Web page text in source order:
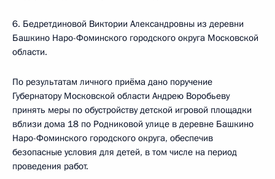
6. Бедретдиновой Виктории Александровны из деревни
Башкино Наро-Фоминского городского округа Московской
области.
По результатам личного приёма дано поручение
Губернатору Московской области Андрею Воробьеву
принять меры по обустройству детской игровой площадки
вблизи дома 18 по Родниковой улице в деревне Башкино
Наро-Фоминского городского округа, обеспечив
безопасные условия для детей, в том числе на период
проведения работ.